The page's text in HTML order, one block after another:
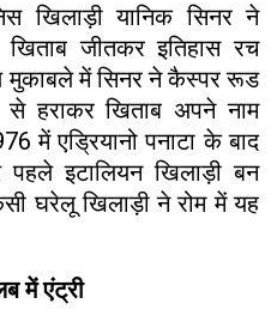
खिलाड़ी यानिक सिनर ने
जीतकर इतिहास रच
मुकाबले में सिनर ने कैस्पर रूड
हराकर खिताब अपने नाम
में एड्रियानो पनाटा के बाद
इटालियन खिलाड़ी बन
घरेलू खिलाड़ी ने रोम में यह
में एंट्री